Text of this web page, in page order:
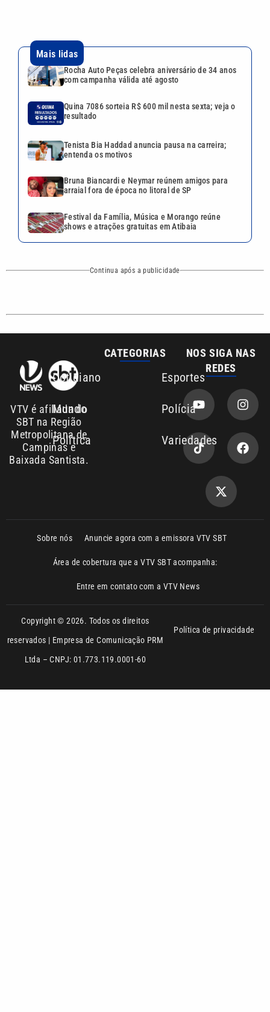
Mais lidas
Rocha Auto Peças celebra aniversário de 34 anos
com campanha válida até agosto
Quina 7086 sorteia R$ 600 mil nesta sexta; veja o
resultado
Tenista Bia Haddad anuncia pausa na carreira;
entenda os motivos
Bruna Biancardi e Neymar reúnem amigos para
arraial fora de época no litoral de SP
Festival da Família, Música e Morango reúne
shows e atrações gratuitas em Atibaia
Continua após a publicidade
VTV é afiliada do
SBT na Região
Metropolitana de
Campinas e
Baixada Santista.
Esportes
Mundo Polícia
Política Variedades
REDES
Anuncie agora com a emissora VTV SBT
Copyright © 2026. Todos os direitos
Ltda – CNPJ: 01.773.119.0001-60